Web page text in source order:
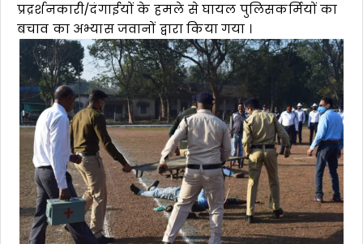
प्रद्रर्शनकारी/दंगाईयों के हमले से घायल पुलिसकर्मियों का
बचाव का अभ्यास जवानों द्वारा किया गया ।